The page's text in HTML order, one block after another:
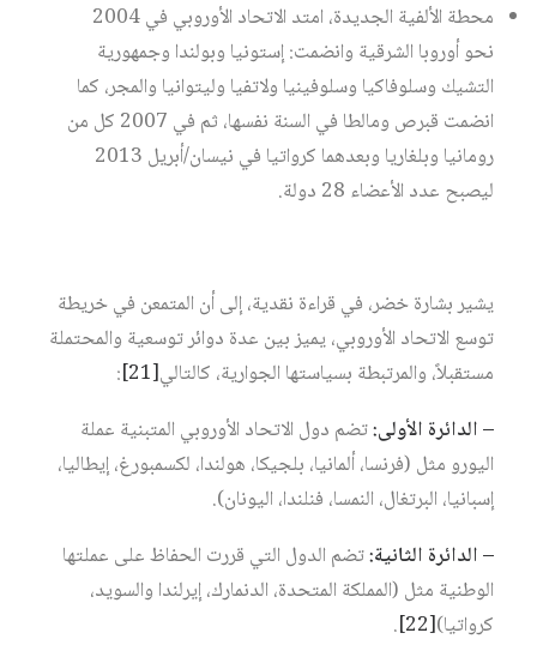
محطة الألفية الجديدة، امتد الاتحاد الأوروبي في 2004
نحو أوروبا الشرقية وانضمت: إستونيا وبولندا وجمهورية
التشيك وسلوفاكيا وسلوفينيا ولاتفيا وليتوانيا والمجر، كما
انضمت قبرص ومالطا في السنة نفسها، ثم في 2007 كل من
رومانيا وبلغاريا وبعدهما كرواتيا في نيسان/أبريل 2013
ليصبح عدد الأعضاء 28 دولة.
يشير بشارة خضر، في قراءة نقدية، إلى أن المتمعن في خريطة
توسع الاتحاد الأوروبي، يميز بين عدة دوائر توسعية والمحتملة
مستقبلاً، والمرتبطة بسياستها الجوارية، كالتالي‏[21]
:
– الدائرة الأولى:تضم دول الاتحاد الأوروبي المتبنية عملة
اليورو مثل (فرنسا، ألمانيا، بلجيكا، هولندا، لكسمبورغ، إيطاليا،
إسبانيا، البرتغال، النمسا، فنلندا، اليونان).
– الدائرة الثانية:تضم الدول التي قررت الحفاظ على عملتها
الوطنية مثل (المملكة المتحدة، الدنمارك، إيرلندا والسويد،
كرواتيا)‏[22]
.